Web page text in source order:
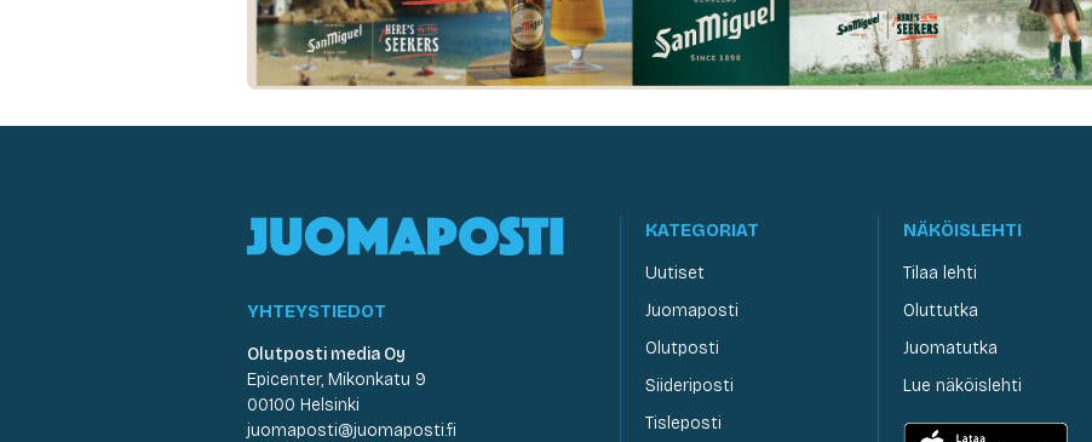
YHTEYSTIEDOT
Olutposti media Oy
Epicenter, Mikonkatu 9
00100 Helsinki
juomaposti@juomaposti.fi
KATEGORIAT
Uutiset
Juomaposti
Olutposti
Siideriposti
Tisleposti
NÄKÖISLEHTI
Tilaa lehti
Oluttutka
Juomatutka
Lue näköislehti